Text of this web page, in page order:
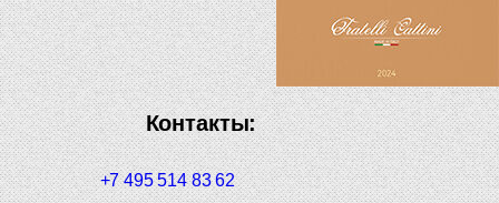
Контакты:
+7 495 514 83 62